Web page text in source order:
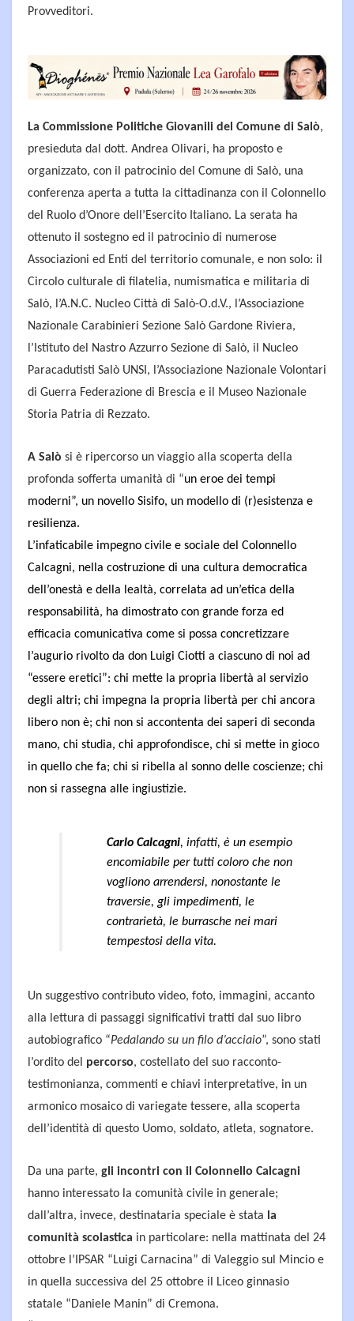
Provveditori.
La Commissione Politiche Giovanili del Comune di Salò,
presieduta dal dott. Andrea Olivari, ha proposto e
organizzato, con il patrocinio del Comune di Salò, una
conferenza aperta a tutta la cittadinanza con il Colonnello
del Ruolo d’Onore dell’Esercito Italiano. La serata ha
ottenuto il sostegno ed il patrocinio di numerose
Associazioni ed Enti del territorio comunale, e non solo: il
Circolo culturale di filatelia, numismatica e militaria di
Salò, l’A.N.C. Nucleo Città di Salò-O.d.V., l’Associazione
Nazionale Carabinieri Sezione Salò Gardone Riviera,
l’Istituto del Nastro Azzurro Sezione di Salò, il Nucleo
Paracadutisti Salò UNSI, l’Associazione Nazionale Volontari
di Guerra Federazione di Brescia e il Museo Nazionale
Storia Patria di Rezzato.
A Salò si è ripercorso un viaggio alla scoperta della
profonda sofferta umanità di “un eroe dei tempi
moderni”, un novello Sisifo, un modello di (r)esistenza e
resilienza.
L’infaticabile impegno civile e sociale del Colonnello
Calcagni, nella costruzione di una cultura democratica
dell’onestà e della lealtà, correlata ad un’etica della
responsabilità, ha dimostrato con grande forza ed
efficacia comunicativa come si possa concretizzare
l’augurio rivolto da don Luigi Ciotti a ciascuno di noi ad
“essere eretici”: chi mette la propria libertà al servizio
degli altri; chi impegna la propria libertà per chi ancora
libero non è; chi non si accontenta dei saperi di seconda
mano, chi studia, chi approfondisce, chi si mette in gioco
in quello che fa; chi si ribella al sonno delle coscienze; chi
non si rassegna alle ingiustizie.
Carlo Calcagni, infatti, è un esempio
encomiabile per tutti coloro che non
vogliono arrendersi, nonostante le
traversie, gli impedimenti, le
contrarietà, le burrasche nei mari
tempestosi della vita.
Un suggestivo contributo video, foto, immagini, accanto
alla lettura di passaggi significativi tratti dal suo libro
autobiografico “Pedalando su un filo d’acciaio”, sono stati
l’ordito del percorso, costellato del suo racconto-
testimonianza, commenti e chiavi interpretative, in un
armonico mosaico di variegate tessere, alla scoperta
dell’identità di questo Uomo, soldato, atleta, sognatore.
Da una parte, gli incontri con il Colonnello Calcagni
hanno interessato la comunità civile in generale;
dall’altra, invece, destinataria speciale è stata la
comunità scolastica in particolare: nella mattinata del 24
ottobre l’IPSAR “Luigi Carnacina” di Valeggio sul Mincio e
in quella successiva del 25 ottobre il Liceo ginnasio
statale “Daniele Manin” di Cremona.